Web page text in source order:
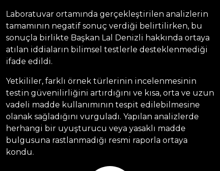
Laboratuvar ortamında gerçekleştirilen analizlerin
tamamının negatif sonuç verdiği belirtilirken, bu
sonuçla birlikte Başkan Lal Denizli hakkında ortaya
atılan iddiaların bilimsel testlerle desteklenmediği
ifade edildi.
Yetkililer, farklı örnek türlerinin incelenmesinin
testin güvenilirliğini artırdığını ve kısa, orta ve uzun
vadeli madde kullanımının tespit edilebilmesine
olanak sağladığını vurguladı. Yapılan analizlerde
herhangi bir uyuşturucu veya yasaklı madde
bulgusuna rastlanmadığı resmi raporla ortaya
kondu.